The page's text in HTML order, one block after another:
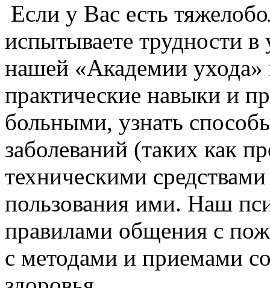
Если у Вас есть
испытываете трудности
нашей «Академии
практические навыки и
больными, узнать
заболеваний (таких как
техническими
пользования ими. Наш
правилами общения с
с методами и приемами